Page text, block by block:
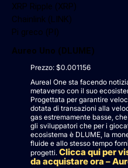
XRP Ripple (XRP)
Chainlink (LINK)
Pi greco (PI)
Aureo Uno (DLUME)
Prezzo: $0.001156
Aureal One sta facendo
metaverso con il suo
Progettata per garantire
dotata di transazioni alla
gas estremamente basse,
gli sviluppatori che per i
ecosistema è DLUME, la
fluide e allo stesso tempo
progetti. Clicca qui per
da acquistare ora –